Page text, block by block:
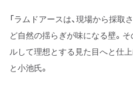
「ラムドアースは、現場から採
ど自然の揺らぎが味になる壁。
ルして理想とする見た目へと仕
と小池氏。